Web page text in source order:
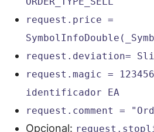
request.price =
request.deviation=
request.magic =
identificador EA
request.comment =
Opcional: